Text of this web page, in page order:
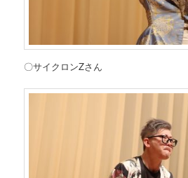
〇サイクロンZさん